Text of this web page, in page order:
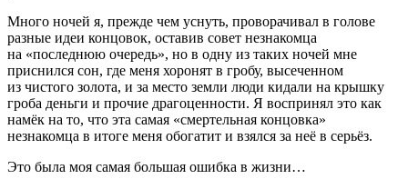
Много ночей я, прежде чем уснуть, проворачивал в голове
разные идеи концовок, оставив совет незнакомца
на «последнюю очередь», но в одну из таких ночей мне
приснился сон, где меня хоронят в гробу, высеченном
из чистого золота, и за место земли люди кидали на крышку
гроба деньги и прочие драгоценности. Я воспринял это как
намёк на то, что эта самая «смертельная концовка»
незнакомца в итоге меня обогатит и взялся за неё в серьёз.
Это была моя самая большая ошибка в жизни…